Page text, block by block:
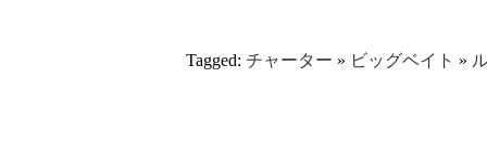
Tagged: チャーター » ビッグベイト »